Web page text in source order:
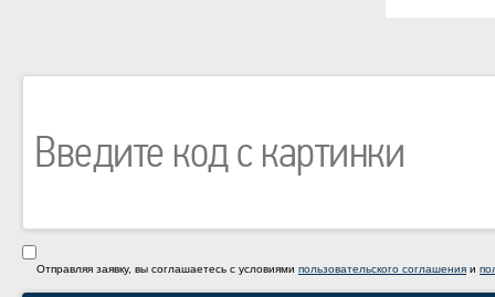
Отправляя заявку, вы соглашаетесь с условиями пользовательского соглашения и